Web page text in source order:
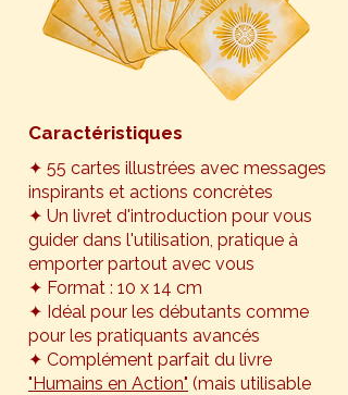
Caractéristiques
✦ 55 cartes illustrées avec messages
inspirants et actions concrètes
✦ Un livret d'introduction pour vous
guider dans l'utilisation, pratique à
emporter partout avec vous
✦ Format : 10 x 14 cm
✦ Idéal pour les débutants comme
pour les pratiquants avancés
✦ Complément parfait du livre
"Humains en Action" (mais utilisable